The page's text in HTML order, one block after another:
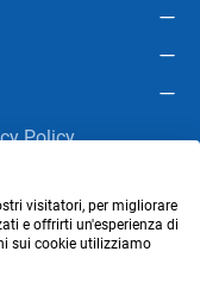
Policy
cookie
visitatori, per migliorare
e offrirti un'esperienza di
sui cookie utilizziamo